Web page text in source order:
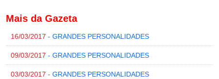
Mais da Gazeta
16/03/2017 - GRANDES PERSONALIDADES
09/03/2017 - GRANDES PERSONALIDADES
03/03/2017 - GRANDES PERSONALIDADES